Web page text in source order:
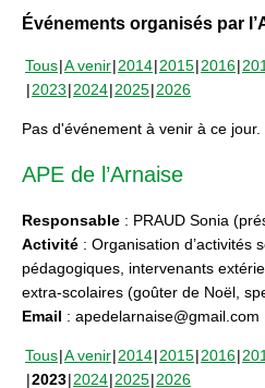
Événements organisés par
Tous A venir 2014 2015 2016
2023 2024 2025 2026
Pas d'événement à venir à ce jour.
APE de l’Arnaise
Responsable : PRAUD Sonia
Activité : Organisation d’activités
pédagogiques, intervenants
extra-scolaires (goûter de Noël,
Email : apedelarnaise@gmail.com
Tous A venir 2014 2015 2016
2023 2024 2025 2026